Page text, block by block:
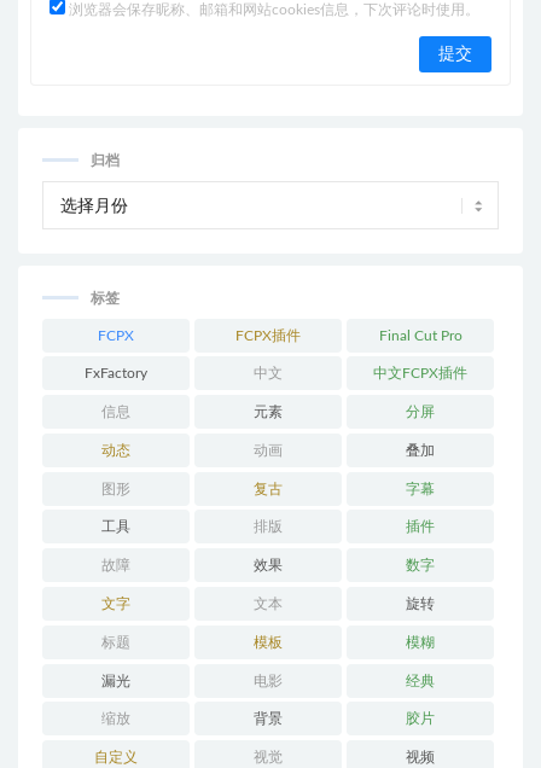
浏览器会保存昵称、邮箱和网站cookies信息，下次评论时使用。
归档
标签
FCPX FCPX插件 Final Cut Pro
FxFactory 中文 中文FCPX插件
信息 元素 分屏
动态 动画 叠加
图形 复古 字幕
工具 排版 插件
故障 效果 数字
文字 文本 旋转
标题 模板 模糊
漏光 电影 经典
缩放 背景 胶片
自定义 视觉 视频